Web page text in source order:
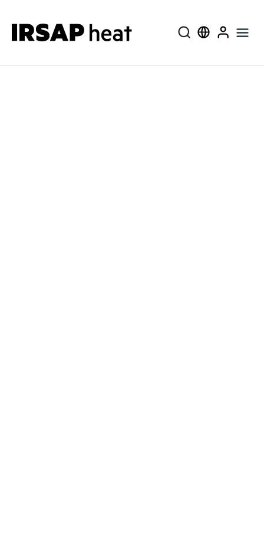
Cerca Select language
User